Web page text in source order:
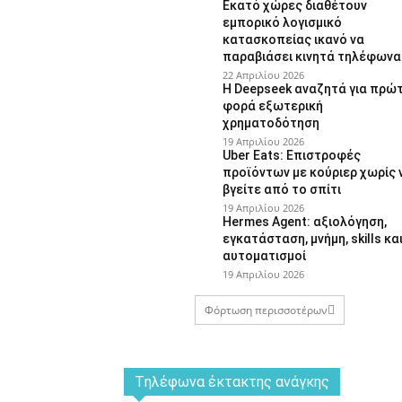
Εκατό χώρες διαθέτουν
εμπορικό λογισμικό
κατασκοπείας ικανό να
παραβιάσει κινητά τηλέφωνα
22 Απριλίου 2026
Η Deepseek αναζητά για
φορά εξωτερική
χρηματοδότηση
19 Απριλίου 2026
Uber Eats: Επιστροφές
προϊόντων με κούριερ χωρίς
βγείτε από το σπίτι
19 Απριλίου 2026
Hermes Agent: αξιολόγηση,
εγκατάσταση, μνήμη, skills και
αυτοματισμοί
19 Απριλίου 2026
Φόρτωση περισσοτέρων
Tηλέφωνα έκτακτης ανάγκης